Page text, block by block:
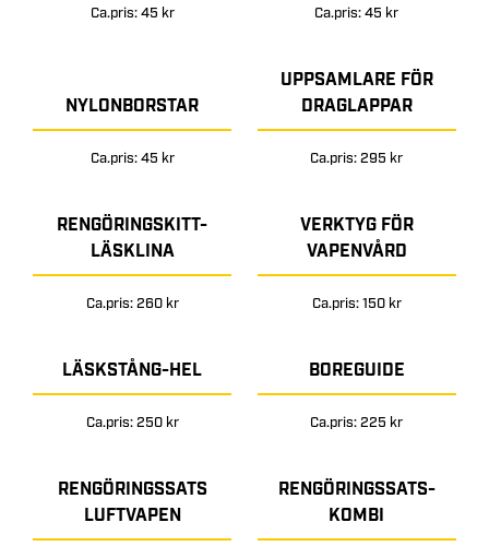
Ca.pris: 45 kr Ca.pris: 45 kr
NYLONBORSTAR
Ca.pris: 45 kr
UPPSAMLARE FÖR
DRAGLAPPAR
Ca.pris: 295 kr
RENGÖRINGSKITT-
LÄSKLINA
Ca.pris: 260 kr
VERKTYG FÖR
VAPENVÅRD
Ca.pris: 150 kr
LÄSKSTÅNG-HEL
Ca.pris: 250 kr
BOREGUIDE
Ca.pris: 225 kr
RENGÖRINGSSATS
LUFTVAPEN
RENGÖRINGSSATS-
KOMBI